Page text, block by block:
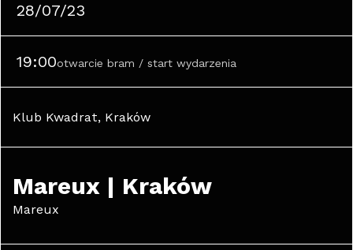
28/07/23
19:00otwarcie bram / start wydarzenia
Klub Kwadrat, Kraków
Mareux | Kraków
Mareux